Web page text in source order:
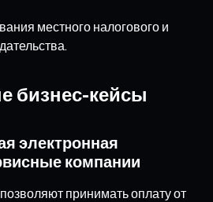
местного налогового и
бизнес-кейсы
электронная
компании
принимать оплату от